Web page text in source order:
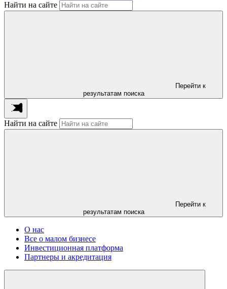
Найти на сайте
Перейти к
результатам поиска
Найти на сайте
Перейти к
результатам поиска
О нас
Все о малом бизнесе
Инвестиционная платформа
Партнеры и акредитация